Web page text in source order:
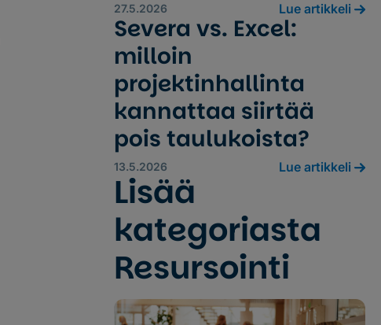
27.5.2026 Lue artikkeli
Severa vs. Excel:
milloin
projektinhallinta
kannattaa siirtää
pois taulukoista?
13.5.2026 Lue artikkeli
Lisää
kategoriasta
Resursointi